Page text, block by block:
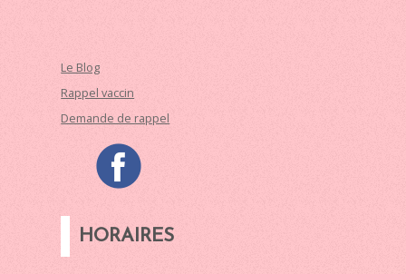
Le Blog
Rappel vaccin
Demande de rappel
HORAIRES